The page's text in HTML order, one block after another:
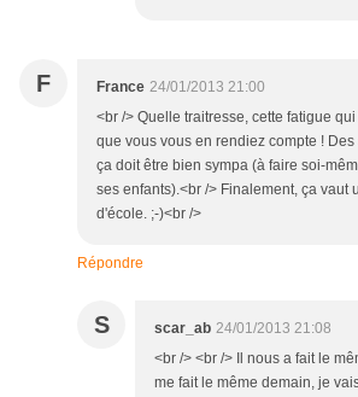
F France 24/01/2013 21:00
<br /> Quelle traitresse, cette fatigue
que vous vous en rendiez compte !
ça doit être bien sympa (à faire soi-
ses enfants).<br /> Finalement, ça vaut
d'école. ;-)<br />
Répondre
S scar_ab 24/01/2013 21:08
<br /> <br /> Il nous a fait le
me fait le même demain, je